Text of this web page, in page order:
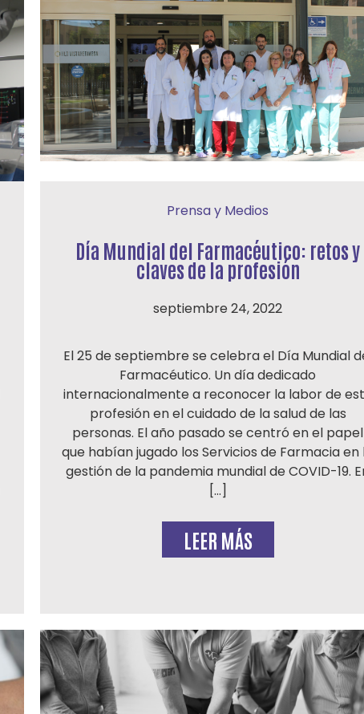
Prensa y Medios
Día Mundial del Farmacéutico: retos y
claves de la profesión
septiembre 24, 2022
El 25 de septiembre se celebra el Día Mundial
Farmacéutico. Un día dedicado
internacionalmente a reconocer la labor de
profesión en el cuidado de la salud de las
personas. El año pasado se centró en el papel
que habían jugado los Servicios de Farmacia en
gestión de la pandemia mundial de COVID-19.
[…]
LEER MÁS